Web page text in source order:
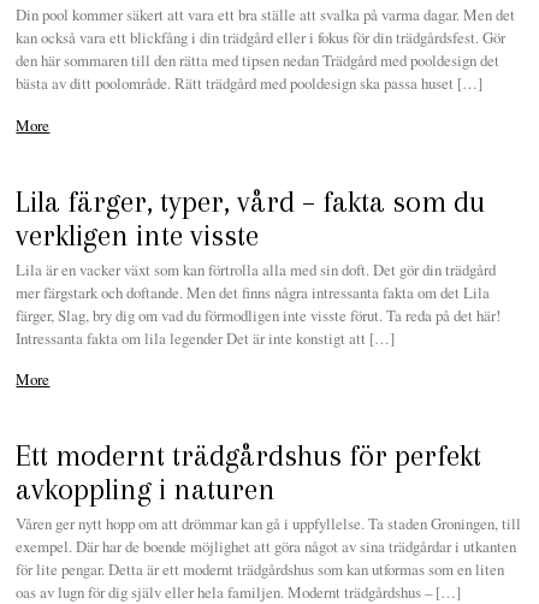
Din pool kommer säkert att vara ett bra ställe att svalka på varma dagar. Men det
kan också vara ett blickfång i din trädgård eller i fokus för din trädgårdsfest. Gör
den här sommaren till den rätta med tipsen nedan Trädgård med pooldesign det
bästa av ditt poolområde. Rätt trädgård med pooldesign ska passa huset […]
More
Lila färger, typer, vård – fakta som du
verkligen inte visste
Lila är en vacker växt som kan förtrolla alla med sin doft. Det gör din trädgård
mer färgstark och doftande. Men det finns några intressanta fakta om det Lila
färger, Slag, bry dig om vad du förmodligen inte visste förut. Ta reda på det här!
Intressanta fakta om lila legender Det är inte konstigt att […]
More
Ett modernt trädgårdshus för perfekt
avkoppling i naturen
Våren ger nytt hopp om att drömmar kan gå i uppfyllelse. Ta staden Groningen, till
exempel. Där har de boende möjlighet att göra något av sina trädgårdar i utkanten
för lite pengar. Detta är ett modernt trädgårdshus som kan utformas som en liten
oas av lugn för dig själv eller hela familjen. Modernt trädgårdshus – […]